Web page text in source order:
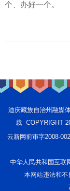
个、办好一个。
迪庆藏族自治州融媒
载 COPYRIGHT
云新网前审字2008-
中华人民共和国互联
本网站违法和不